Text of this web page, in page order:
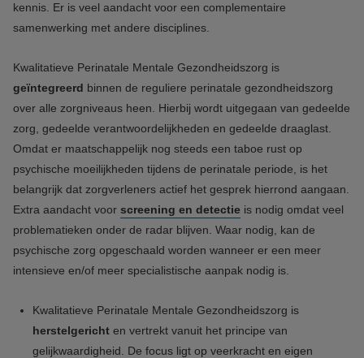
kennis. Er is veel aandacht voor een complementaire
samenwerking met andere disciplines.
Kwalitatieve Perinatale Mentale Gezondheidszorg is
geïntegreerd binnen de reguliere perinatale gezondheidszorg
over alle zorgniveaus heen. Hierbij wordt uitgegaan van gedeelde
zorg, gedeelde verantwoordelijkheden en gedeelde draaglast.
Omdat er maatschappelijk nog steeds een taboe rust op
psychische moeilijkheden tijdens de perinatale periode, is het
belangrijk dat zorgverleners actief het gesprek hierrond aangaan.
Extra aandacht voor screening en detectie is nodig omdat veel
problematieken onder de radar blijven. Waar nodig, kan de
psychische zorg opgeschaald worden wanneer er een meer
intensieve en/of meer specialistische aanpak nodig is.
Kwalitatieve Perinatale Mentale Gezondheidszorg is
herstelgericht en vertrekt vanuit het principe van
gelijkwaardigheid. De focus ligt op veerkracht en eigen